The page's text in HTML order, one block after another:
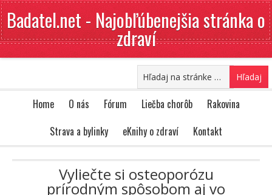
Badatel.net - Najobľúbenejšia stránka o
zdraví
Home O nás Fórum Liečba chorôb
Rakovina
Strava a bylinky
eKnihy o zdraví Kontakt
Vyliečte si osteoporózu
prírodným spôsobom aj vo